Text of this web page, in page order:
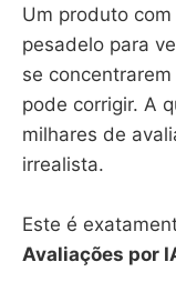
Um produto
pesadelo para
se
pode corrigir. A
milhares de
irrealista.
Este é
Avaliações por